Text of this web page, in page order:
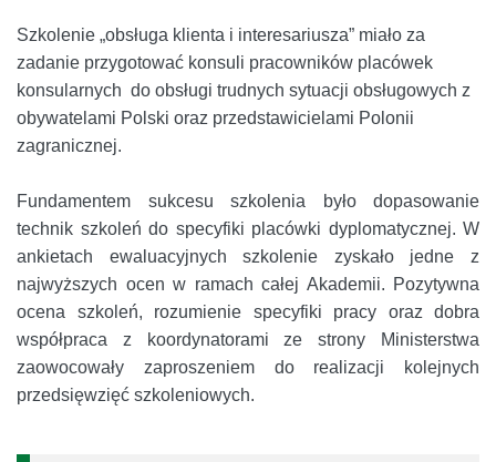
Szkolenie „obsługa klienta i interesariusza” miało za
zadanie przygotować konsuli pracowników placówek
konsularnych do obsługi trudnych sytuacji obsługowych z
obywatelami Polski oraz przedstawicielami Polonii
zagranicznej.
Fundamentem sukcesu szkolenia było dopasowanie
technik szkoleń do specyfiki placówki dyplomatycznej. W
ankietach ewaluacyjnych szkolenie zyskało jedne z
najwyższych ocen w ramach całej Akademii. Pozytywna
ocena szkoleń, rozumienie specyfiki pracy oraz dobra
współpraca z koordynatorami ze strony Ministerstwa
zaowocowały zaproszeniem do realizacji kolejnych
przedsięwzięć szkoleniowych.